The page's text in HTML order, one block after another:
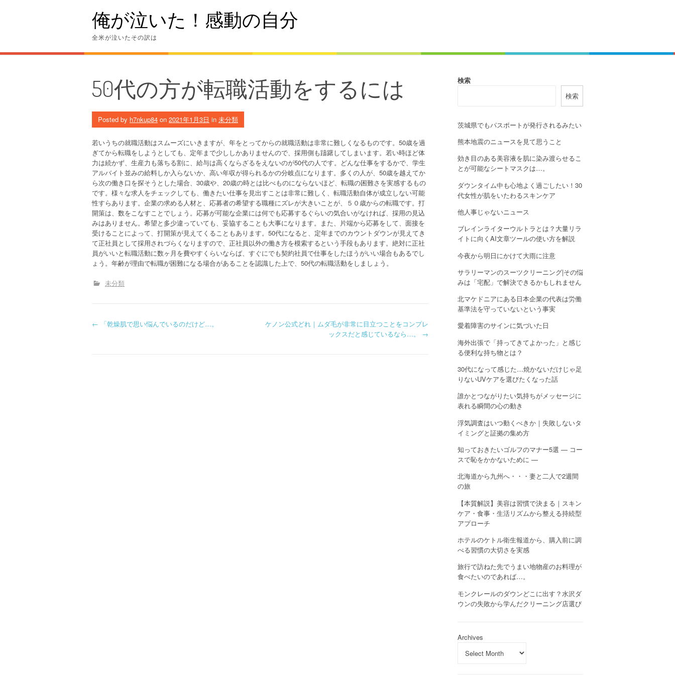
俺が泣いた！感動の自分
全米が泣いたその訳は
50代の方が転職活動をするには
Posted by h7nkup84 on 2021年1月3日 in 未分類
若いうちの就職活動はスムーズにいきますが、年をとってからの就職活動は非常に難しくなるものです。50歳を過
ぎてから転職をしようとしても、定年まで少ししかありませんので、採用側も躊躇してしまいます。若い時ほど体
力は続かず、生産力も落ちる割に、給与は高くならざるをえないのが50代の人です。どんな仕事をするかで、学生
アルバイト並みの給料しか入らないか、高い年収が得られるかの分岐点になります。多くの人が、50歳を越えてか
ら次の働き口を探そうとした場合、30歳や、20歳の時とは比べものにならないほど、転職の困難さを実感するもの
です。様々な求人をチェックしても、働きたい仕事を見出すことは非常に難しく、転職活動自体が成立しない可能
性すらあります。企業の求める人材と、応募者の希望する職種にズレが大きいことが、５０歳からの転職です。打
開策は、数をこなすことでしょう。応募が可能な企業には何でも応募するぐらいの気合いがなければ、採用の見込
みはありません。希望と多少違っていても、妥協することも大事になります。また、片端から応募をして、面接を
受けることによって、打開策が見えてくることもあります。50代になると、定年までのカウントダウンが見えてき
て正社員として採用されづらくなりますので、正社員以外の働き方を模索するという手段もあります。絶対に正社
員がいいと転職活動に数ヶ月を費やすくらいならば、すぐにでも契約社員で仕事をしたほうがいい場合もあるでし
ょう。年齢が理由で転職が困難になる場合があることを認識した上で、50代の転職活動をしましょう。
未分類
P
← 「乾燥肌で思い悩んでいるのだけど…。
ケノン公式どれ｜ムダ毛が非常に目立つことをコンプレ
ックスだと感じているなら…。 →
検索
検索
茨城県でもパスポートが発行されるみたい
熊本地震のニュースを見て思うこと
効き目のある美容液を肌に染み渡らせるこ
とが可能なシートマスクは…。
ダウンタイム中も心地よく過ごしたい！30
代女性が肌をいたわるスキンケア
他人事じゃないニュース
ブレインライターウルトラとは？大量リラ
イトに向くAI文章ツールの使い方を解説
今夜から明日にかけて大雨に注意
サラリーマンのスーツクリーニング|その悩
みは「宅配」で解決できるかもしれません
北マケドニアにある日本企業の代表は労働
基準法を守っていないという事実
愛着障害のサインに気づいた日
海外出張で「持ってきてよかった」と感じ
る便利な持ち物とは？
30代になって感じた…焼かないだけじゃ足
りないUVケアを選びたくなった話
誰かとつながりたい気持ちがメッセージに
表れる瞬間の心の動き
浮気調査はいつ動くべきか｜失敗しないタ
イミングと証拠の集め方
知っておきたいゴルフのマナー5選 — コー
スで恥をかかないために —
北海道から九州へ・・・妻と二人で2週間
の旅
【本質解説】美容は習慣で決まる｜スキン
ケア・食事・生活リズムから整える持続型
アプローチ
ホテルのケトル衛生報道から、購入前に調
べる習慣の大切さを実感
旅行で訪ねた先でうまい地物産のお料理が
食べたいのであれば…。
モンクレールのダウンどこに出す？水沢ダ
ウンの失敗から学んだクリーニング店選び
Archives